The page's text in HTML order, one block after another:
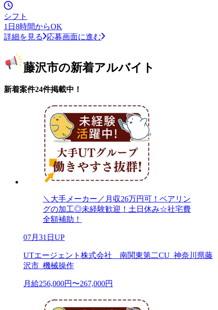
シフト
1日8時間からOK
詳細を見る
応募画面に進む
藤沢市の新着アルバイト
新着案件24件掲載中！
＼大手メーカー／月収26万円可！ベアリン
グの加工◎未経験歓迎！土日休み☆社宅費
全額補助！
07月31日UP
UTエージェント株式会社 南関東第二CU_神奈川県藤
沢市_機械操作
月給256,000円〜267,000円